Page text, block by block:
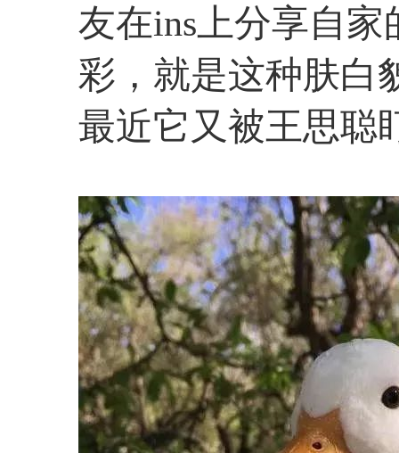
友在ins上分享自
彩，就是这种肤白
最近它又被王思聪